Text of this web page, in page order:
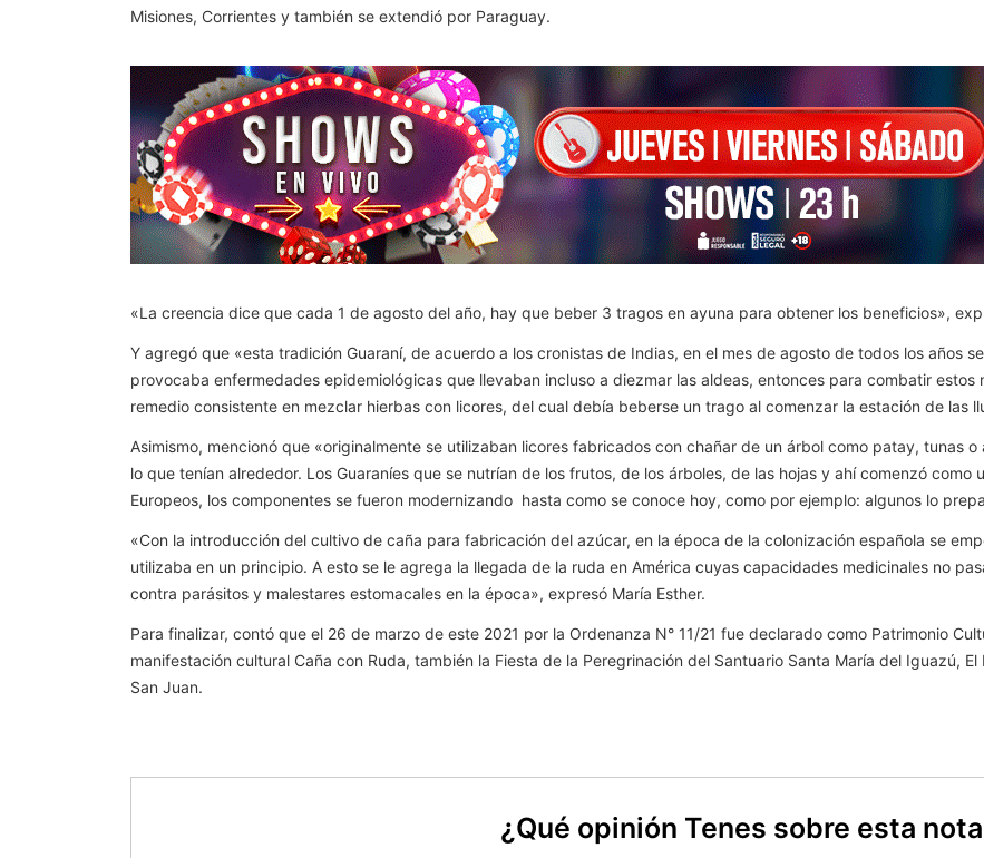
Misiones, Corrientes y también se extendió por Paraguay.
«La creencia dice que cada 1 de agosto del año, hay que beber 3 tragos en ayuna para obtener los beneficios»,
Y agregó que «esta tradición Guaraní, de acuerdo a los cronistas de Indias, en el mes de agosto de todos los años
provocaba enfermedades epidemiológicas que llevaban incluso a diezmar las aldeas, entonces para combatir estos
remedio consistente en mezclar hierbas con licores, del cual debía beberse un trago al comenzar la estación de las
Asimismo, mencionó que «originalmente se utilizaban licores fabricados con chañar de un árbol como patay, tunas
lo que tenían alrededor. Los Guaraníes que se nutrían de los frutos, de los árboles, de las hojas y ahí comenzó
Europeos, los componentes se fueron modernizando hasta como se conoce hoy, como por ejemplo: algunos lo
«Con la introducción del cultivo de caña para fabricación del azúcar, en la época de la colonización española se
utilizaba en un principio. A esto se le agrega la llegada de la ruda en América cuyas capacidades medicinales no
contra parásitos y malestares estomacales en la época», expresó María Esther.
Para finalizar, contó que el 26 de marzo de este 2021 por la Ordenanza N° 11/21 fue declarado como Patrimonio
manifestación cultural Caña con Ruda, también la Fiesta de la Peregrinación del Santuario Santa María del Iguazú,
San Juan.
¿Qué opinión Tenes sobre esta